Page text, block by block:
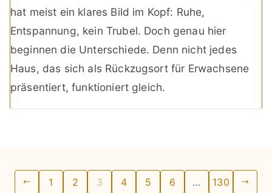
hat meist ein klares Bild im Kopf: Ruhe,
Entspannung, kein Trubel. Doch genau hier
beginnen die Unterschiede. Denn nicht jedes
Haus, das sich als Rückzugsort für Erwachsene
präsentiert, funktioniert gleich.
Seitennummerierung
1 2 3 4 5 6 … 130